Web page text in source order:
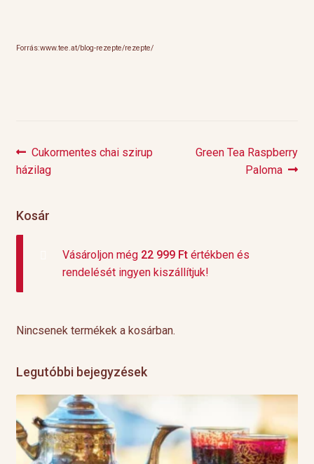
Forrás:www.tee.at/blog-rezepte/rezepte/
Bejegyzés
navigáció
Previous
post:
Cukormentes chai szirup
házilag
Next
Green Tea Raspberry
Paloma
Kosár
Vásároljon még 22 999 Ftértékben és
rendelését ingyen kiszállítjuk!
Nincsenek termékek a kosárban.
Legutóbbi bejegyzések